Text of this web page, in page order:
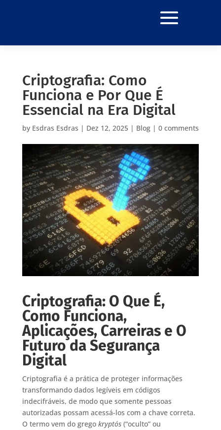
Criptografia: Como
Funciona e Por Que É
Essencial na Era Digital
by Esdras Esdras | Dez 12, 2025| Blog| 0 comments
Criptografia: O Que É,
Como Funciona,
Aplicações, Carreiras e O
Futuro da Segurança
Digital
Criptografia é a prática de proteger informações
transformando dados legíveis em códigos
indecifráveis, de modo que somente pessoas
autorizadas possam acessá-los com a chave correta.
O termo vem do grego kryptós(“oculto” ou